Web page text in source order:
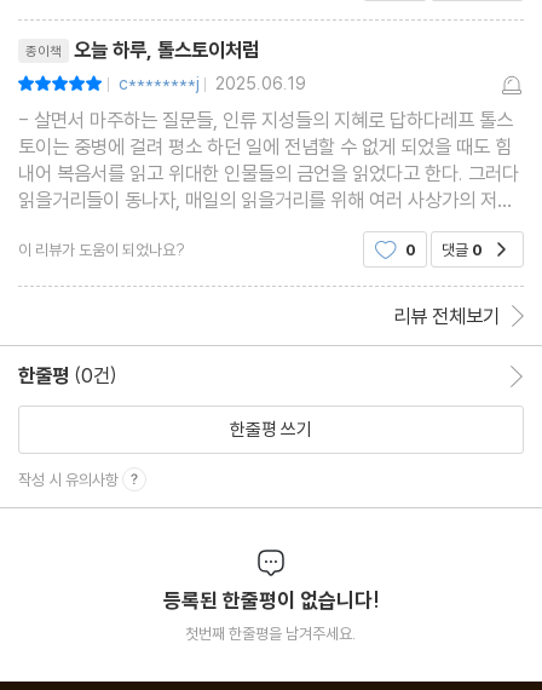
종이책 오늘 하루, 톨스토이처럼
| c********j | 2025.06.19
- 살면서 마주하는 질문들, 인류 지성들의 지혜로 답하다레프 톨스
토이는 중병에 걸려 평소 하던 일에 전념할 수 없게 되었을 때도 힘
내어 복음서를 읽고 위대한 인물들의 금언을 읽었다고 한다. 그러다
읽을거리들이 동나자, 매일의 읽을거리를 위해 여러 사상가의 저작
에서 발췌한 것을 스스로 편집하고, 그 나름으로 이해하고 재해석하
면서 자신의 언어와 문체로 옮기는 노력을 했고,
이 리뷰가 도움이 되었나요? 0 댓글 0
리뷰 전체보기
한줄평 (0건)
한줄평 쓰기
작성 시 유의사항
등록된 한줄평이 없습니다!
첫번째 한줄평을 남겨주세요.